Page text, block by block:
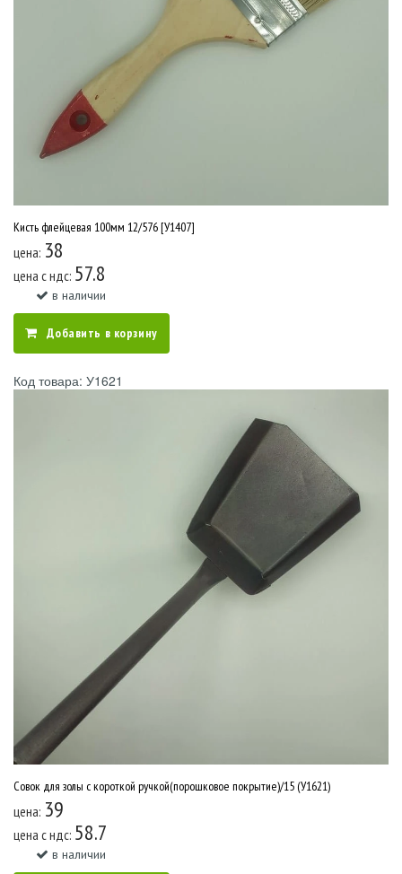
Кисть флейцевая 100мм 12/576 [У1407]
цена: 38
цена c ндс: 57.8
в наличии
Добавить в корзину
Код товара: У1621
Совок для золы с короткой ручкой(порошковое покрытие)/15 (У1621)
цена: 39
цена c ндс: 58.7
в наличии